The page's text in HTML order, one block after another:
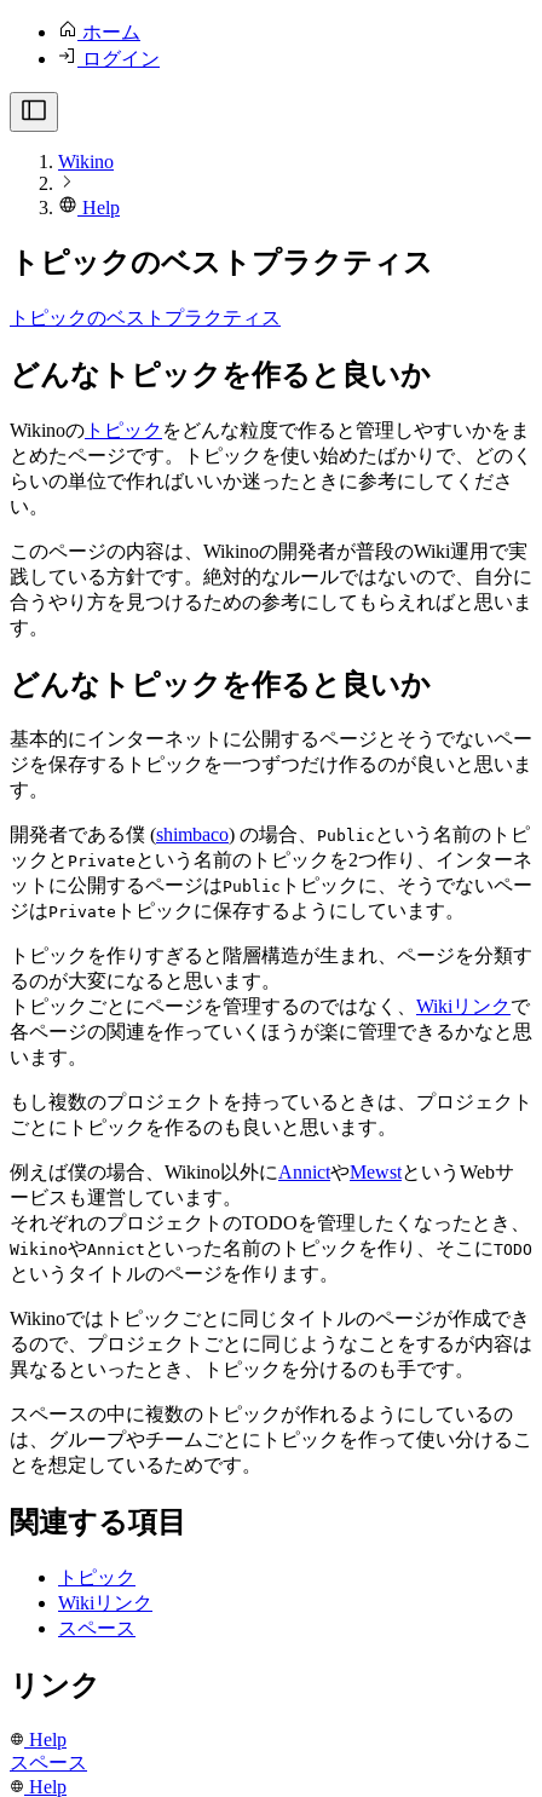
ホーム
ログイン
Wikino
Help
トピックのベストプラクティス
トピックのベストプラクティス
どんなトピックを作ると良いか
Wikinoの トピック をどんな粒度で作ると管理しやすいかをま
とめたページです。トピックを使い始めたばかりで、どのく
らいの単位で作ればいいか迷ったときに参考にしてくださ
い。
このページの内容は、Wikinoの開発者が普段のWiki運用で実
践している方針です。絶対的なルールではないので、自分に
合うやり方を見つけるための参考にしてもらえればと思いま
す。
どんなトピックを作ると良いか
基本的にインターネットに公開するページとそうでないペー
ジを保存するトピックを一つずつだけ作るのが良いと思いま
す。
開発者である僕 (shimbaco) の場合、 Public という名前のトピ
ックと Private という名前のトピックを2つ作り、インターネ
ットに公開するページはPublic トピックに、そうでないペー
ジはPrivate トピックに保存するようにしています。
トピックを作りすぎると階層構造が生まれ、ページを分類す
るのが大変になると思います。
トピックごとにページを管理するのではなく、 Wikiリンクで
各ページの関連を作っていくほうが楽に管理できるかなと思
います。
もし複数のプロジェクトを持っているときは、プロジェクト
ごとにトピックを作るのも良いと思います。
例えば僕の場合、Wikino以外にAnnictやMewstというWebサ
ービスも運営しています。
それぞれのプロジェクトのTODOを管理したくなったとき、
WikinoやAnnict といった名前のトピックを作り、そこにTODO
というタイトルのページを作ります。
Wikinoではトピックごとに同じタイトルのページが作成でき
るので、プロジェクトごとに同じようなことをするが内容は
異なるといったとき、トピックを分けるのも手です。
スペースの中に複数のトピックが作れるようにしているの
は、グループやチームごとにトピックを作って使い分けるこ
とを想定しているためです。
関連する項目
トピック
Wikiリンク
スペース
リンク
Help
スペース
Help